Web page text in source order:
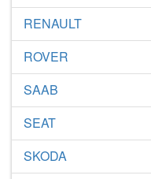
RENAULT
ROVER
SAAB
SEAT
SKODA